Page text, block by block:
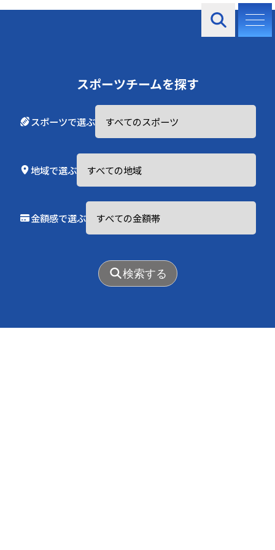
スポーツチームを探す
スポーツで選ぶ
地域で選ぶ
金額感で選ぶ
検索する
お知らせ
2025.06.01